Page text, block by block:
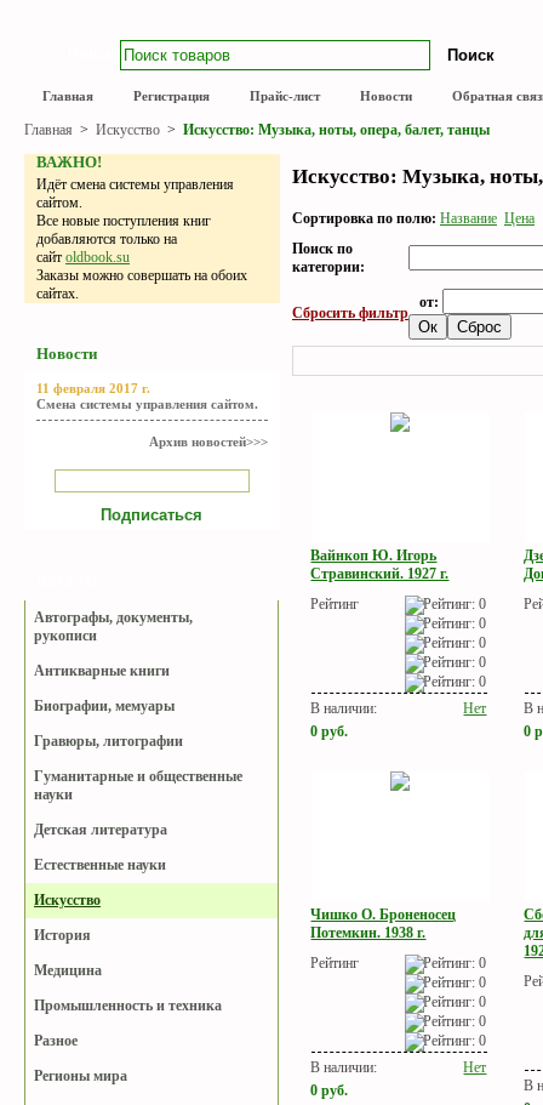
Главная Регистрация Прайс-лист Новости Обратная
Главная > Искусство > Искусствo: Музыка, ноты, опера, балет, танцы
ВАЖНО!
Идёт смена системы управления
сайтом.
Все новые поступления книг
добавляются только на
сайт oldbook.su
Заказы можно совершать на обоих
сайтах.
Новости
11 февраля 2017 г.
Смена системы управления сайтом.
Архив новостей>>>
Автографы, документы,
рукописи
Антикварные книги
Биографии, мемуары
Гравюры, литографии
Гуманитарные и общественные
науки
Детская литература
Естественные науки
Искусство
История
Медицина
Промышленность и техника
Разное
Регионы мира
Искусствo: Музыка,
Сортировка по полю: Название Цена
Поиск по
категории:
Сбросить фильтр
от:
Вайнкоп Ю. Игорь
Стравинский. 1927 г.
Рейтинг
В наличии:
Нет
0руб.
В
0
Чишко О. Броненосец
Потемкин. 1938 г.
Рейтинг
В наличии:
Нет
0руб.
В